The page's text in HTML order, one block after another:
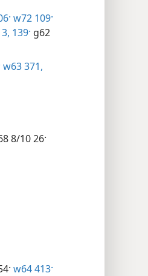
w72 109·
139· g62
w63 371,
8/10 26·
w64 413·